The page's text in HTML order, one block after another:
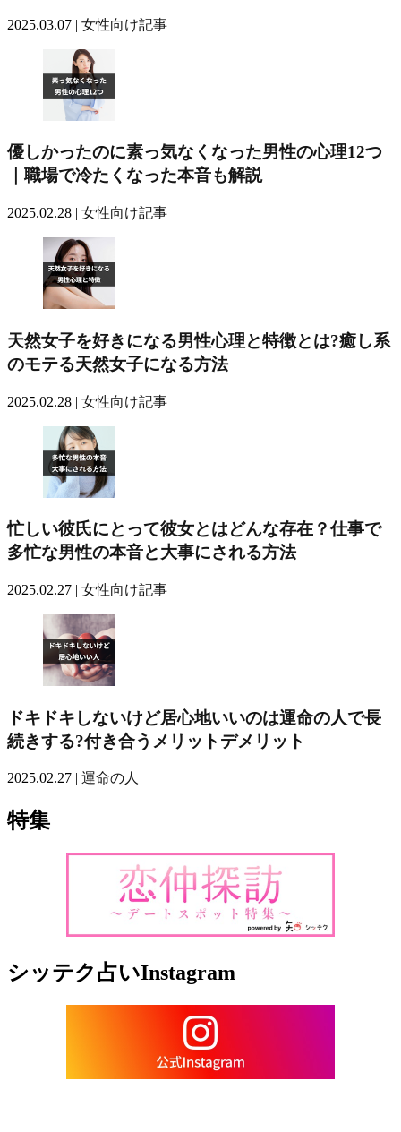
2025.03.07 | 女性向け記事
優しかったのに素っ気なくなった男性の心理12つ
｜職場で冷たくなった本音も解説
2025.02.28 | 女性向け記事
天然女子を好きになる男性心理と特徴とは?癒し系
のモテる天然女子になる方法
2025.02.28 | 女性向け記事
忙しい彼氏にとって彼女とはどんな存在？仕事で
多忙な男性の本音と大事にされる方法
2025.02.27 | 女性向け記事
ドキドキしないけど居心地いいのは運命の人で長
続きする?付き合うメリットデメリット
2025.02.27 | 運命の人
特集
シッテク占いInstagram